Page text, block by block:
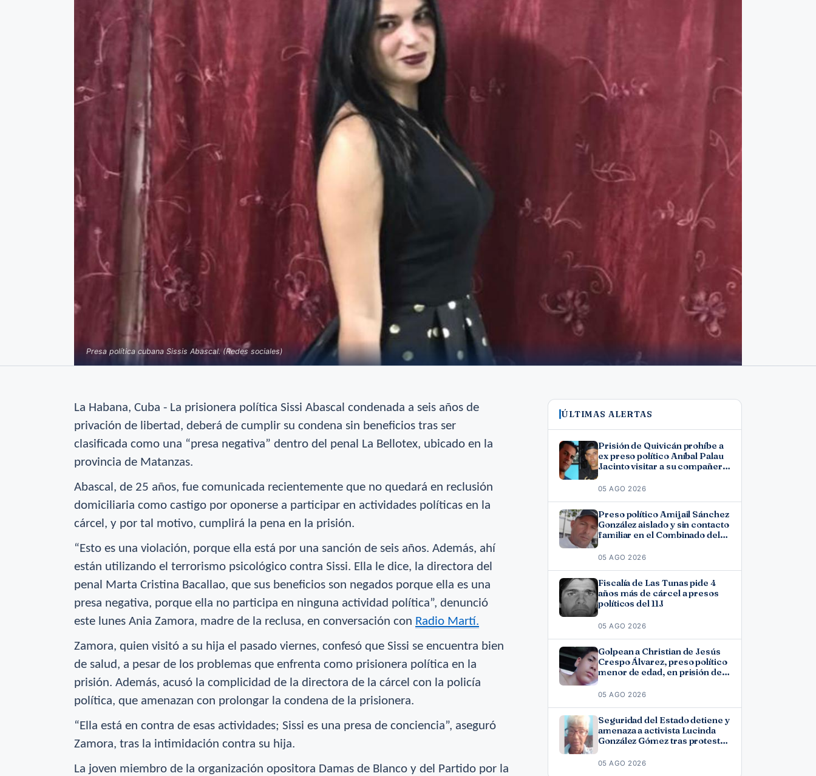
Presa política cubana Sissis Abascal. (Redes sociales)
La Habana, Cuba - La prisionera política Sissi Abascal condenada a seis años de
privación de libertad, deberá de cumplir su condena sin beneficios tras ser
clasificada como una “presa negativa” dentro del penal La Bellotex, ubicado en la
provincia de Matanzas.
Abascal, de 25 años, fue comunicada recientemente que no quedará en reclusión
domiciliaria como castigo por oponerse a participar en actividades políticas en la
cárcel, y por tal motivo, cumplirá la pena en la prisión.
“Esto es una violación, porque ella está por una sanción de seis años. Además, ahí
están utilizando el terrorismo psicológico contra Sissi. Ella le dice, la directora del
penal Marta Cristina Bacallao, que sus beneficios son negados porque ella es una
presa negativa, porque ella no participa en ninguna actividad política”, denunció
este lunes Ania Zamora, madre de la reclusa, en conversación con Radio Martí.
Zamora, quien visitó a su hija el pasado viernes, confesó que Sissi se encuentra bien
de salud, a pesar de los problemas que enfrenta como prisionera política en la
prisión. Además, acusó la complicidad de la directora de la cárcel con la policía
política, que amenazan con prolongar la condena de la prisionera.
“Ella está en contra de esas actividades; Sissi es una presa de conciencia”, aseguró
Zamora, tras la intimidación contra su hija.
La joven miembro de la organización opositora Damas de Blanco y del Partido por la
ÚLTIMAS ALERTAS
Prisión de Quivicán prohíbe a
ex preso político Aníbal Palau
Jacinto visitar a su compañero
Fonseca
05 AGO 2026
Preso político Amijail Sánchez
González aislado y sin contacto
familiar en el Combinado del
05 AGO 2026
Fiscalía de Las Tunas pide 4
años más de cárcel a presos
políticos del 11J
05 AGO 2026
Golpean a Christian de Jesús
Crespo Álvarez, preso político
menor de edad, en prisión de
05 AGO 2026
Seguridad del Estado detiene y
amenaza a activista Lucinda
González Gómez tras protesta
05 AGO 2026